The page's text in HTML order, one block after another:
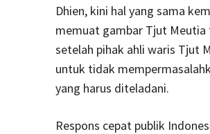
Dhien, kini hal yang sama
memuat gambar Tjut Meutia
setelah pihak ahli waris Tjut
untuk tidak
yang harus diteladani.
Respons cepat publik